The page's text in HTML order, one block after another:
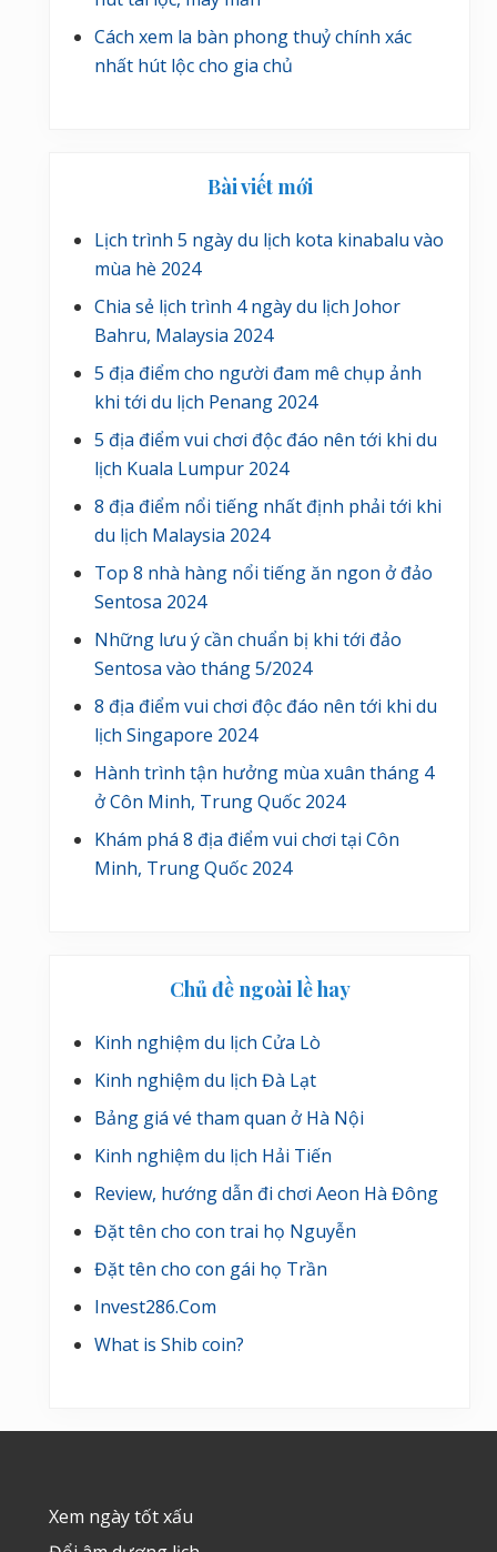
Cách xem la bàn phong thuỷ chính xác
nhất hút lộc cho gia chủ
Bài viết mới
Lịch trình 5 ngày du lịch kota kinabalu vào
mùa hè 2024
Chia sẻ lịch trình 4 ngày du lịch Johor
Bahru, Malaysia 2024
5 địa điểm cho người đam mê chụp ảnh
khi tới du lịch Penang 2024
5 địa điểm vui chơi độc đáo nên tới khi du
lịch Kuala Lumpur 2024
8 địa điểm nổi tiếng nhất định phải tới khi
du lịch Malaysia 2024
Top 8 nhà hàng nổi tiếng ăn ngon ở đảo
Sentosa 2024
Những lưu ý cần chuẩn bị khi tới đảo
Sentosa vào tháng 5/2024
8 địa điểm vui chơi độc đáo nên tới khi du
lịch Singapore 2024
Hành trình tận hưởng mùa xuân tháng 4
ở Côn Minh, Trung Quốc 2024
Khám phá 8 địa điểm vui chơi tại Côn
Minh, Trung Quốc 2024
Chủ đề ngoài lề hay
Kinh nghiệm du lịch Cửa Lò
Kinh nghiệm du lịch Đà Lạt
Bảng giá vé tham quan ở Hà Nội
Kinh nghiệm du lịch Hải Tiến
Review, hướng dẫn đi chơi Aeon Hà Đông
Đặt tên cho con trai họ Nguyễn
Đặt tên cho con gái họ Trần
Invest286.Com
What is Shib coin?
Xem ngày tốt xấu